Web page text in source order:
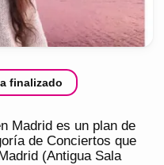
finalizado
Madrid es un plan de
de Conciertos que
(Antigua Sala